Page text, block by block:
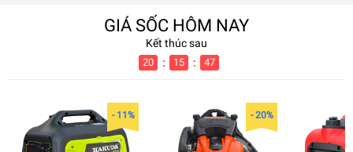
GIÁ SỐC HÔM NAY
Kết thúc sau
20 : 15 : 47
- 11% - 20%